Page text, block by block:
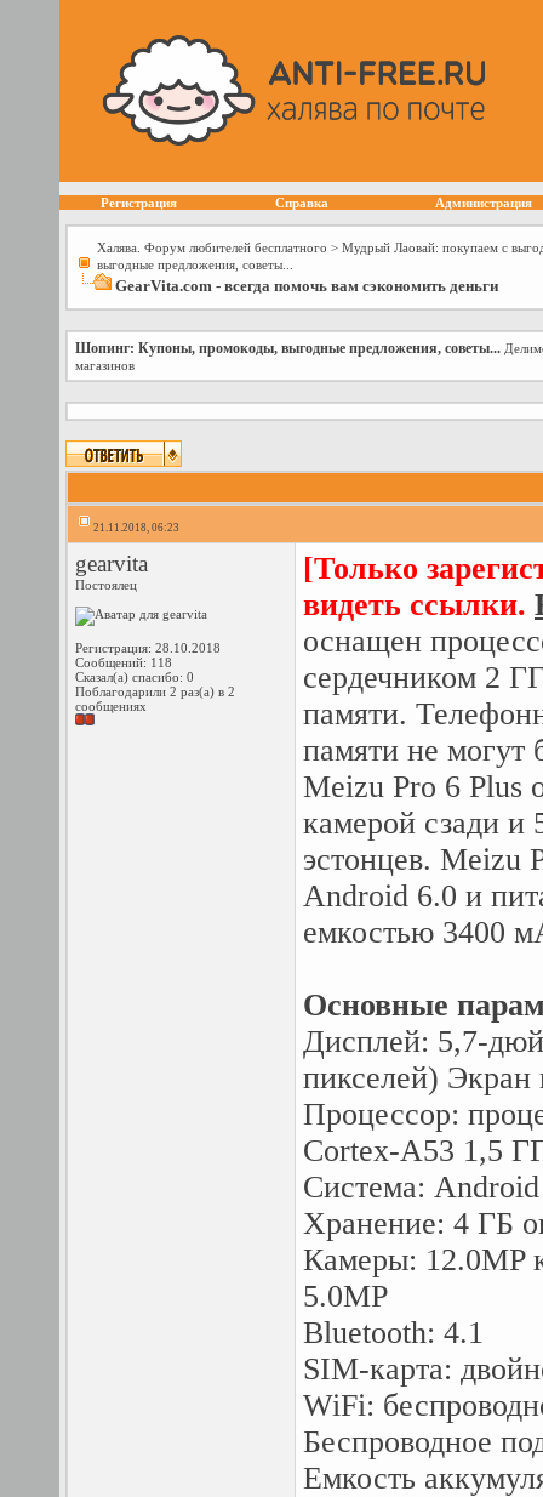
Регистрация Справка Администрация
Халява. Форум любителей бесплатного > Мудрый Лаовай: покупаем с
выгодные предложения, советы...
GearVita.com - всегда помочь вам сэкономить деньги
Шопинг: Купоны, промокоды, выгодные предложения, советы...
магазинов
21.11.2018, 06:23
gearvita
Постоялец
Регистрация: 28.10.2018
Сообщений: 118
Сказал(а) спасибо: 0
Поблагодарили 2 раз(а) в 2
сообщениях
[Только
видеть ссылки.
оснащен
сердечником 2
памяти.
памяти не могут
Meizu Pro 6 Plus
камерой сзади и
эстонцев. Meizu
Android 6.0 и
емкостью 3400
Основные
Дисплей: 5,7-
пикселей) Экран
Процессор:
Cortex-A53 1,5
Система:
Хранение: 4 ГБ
Камеры: 12.0MP
5.0MP
Bluetooth: 4.1
SIM-карта:
WiFi:
Беспроводное
Емкость